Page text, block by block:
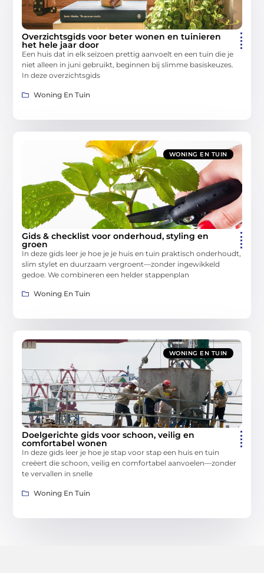
Overzichtsgids voor beter wonen en tuinieren
het hele jaar door
Een huis dat in elk seizoen prettig aanvoelt en een tuin die je
niet alleen in juni gebruikt, beginnen bij slimme basiskeuzes.
In deze overzichtsgids
Woning En Tuin
WONING EN TUIN
Gids & checklist voor onderhoud, styling en
groen
In deze gids leer je hoe je je huis en tuin praktisch onderhoudt,
slim stylet en duurzaam vergroent—zonder ingewikkeld
gedoe. We combineren een helder stappenplan
Woning En Tuin
WONING EN TUIN
Doelgerichte gids voor schoon, veilig en
comfortabel wonen
In deze gids leer je hoe je stap voor stap een huis en tuin
creëert die schoon, veilig en comfortabel aanvoelen—zonder
te vervallen in snelle
Woning En Tuin